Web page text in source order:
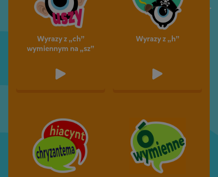
Wyrazy z „ch”
wymiennym na „sz”
Wyrazy z „h”